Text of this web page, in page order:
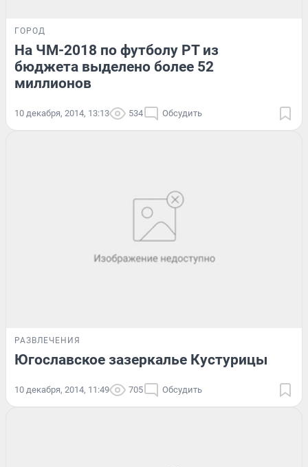
ГОРОД
На ЧМ-2018 по футболу РТ из
бюджета выделено более 52
миллионов
10 декабря, 2014, 13:13 534 Обсудить
РАЗВЛЕЧЕНИЯ
Югославское зазеркалье Кустурицы
10 декабря, 2014, 11:49 705 Обсудить